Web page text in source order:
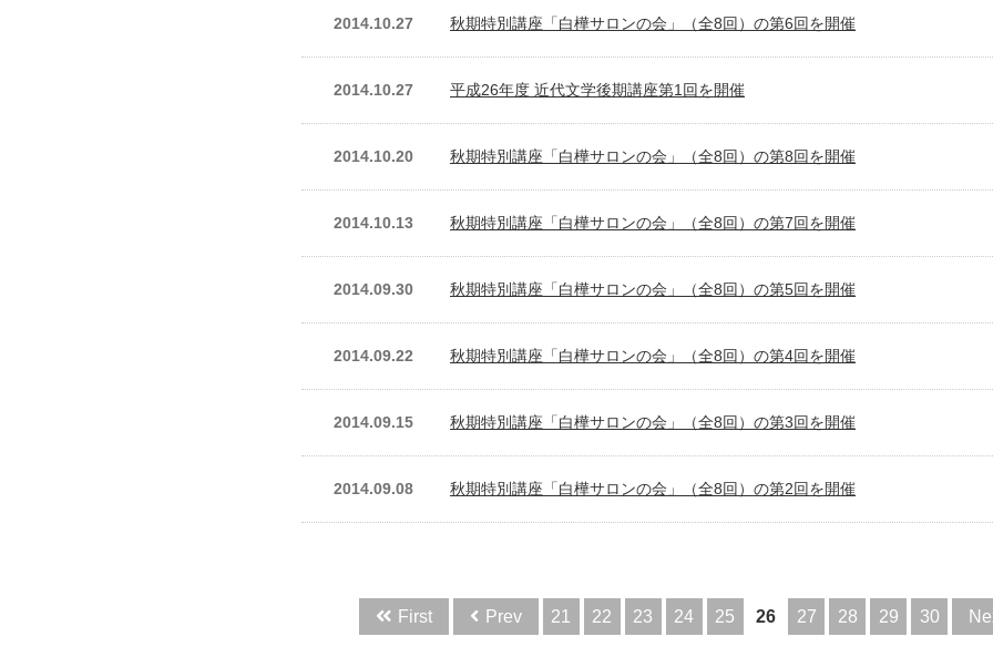
2014.10.27 秋期特別講座「白樺サロンの会」（全8回）の第6回を開催
2014.10.27 平成26年度 近代文学後期講座第1回を開催
2014.10.20 秋期特別講座「白樺サロンの会」（全8回）の第8回を開催
2014.10.13 秋期特別講座「白樺サロンの会」（全8回）の第7回を開催
2014.09.30 秋期特別講座「白樺サロンの会」（全8回）の第5回を開催
2014.09.22 秋期特別講座「白樺サロンの会」（全8回）の第4回を開催
2014.09.15 秋期特別講座「白樺サロンの会」（全8回）の第3回を開催
2014.09.08 秋期特別講座「白樺サロンの会」（全8回）の第2回を開催
First Prev 21 22 23 24 25 26 27 28 29 30